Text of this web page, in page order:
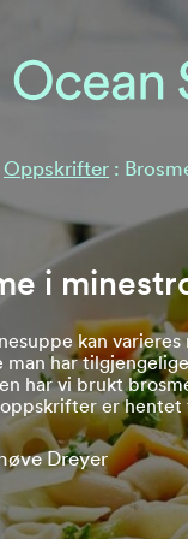
Oppskrifter :
i
kan varieres
man har
har vi brukt
er
Dreyer